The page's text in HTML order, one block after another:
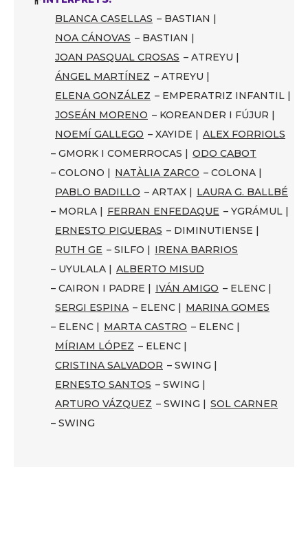
BLANCA CASELLAS – BASTIAN |
NOA CÁNOVAS – BASTIAN |
JOAN PASQUAL CROSAS – ATREYU |
ÁNGEL MARTÍNEZ – ATREYU |
ELENA GONZÁLEZ – EMPERATRIZ INFANTIL |
JOSEÁN MORENO – KOREANDER I FÚJUR |
NOEMÍ GALLEGO – XAYIDE | ALEX FORRIOLS
– GMORK I COMERROCAS | ODO CABOT
– COLONO | NATÀLIA ZARCO – COLONA |
PABLO BADILLO – ARTAX | LAURA G. BALLBÉ
– MORLA | FERRAN ENFEDAQUE – YGRÁMUL |
ERNESTO PIGUERAS – DIMINUTIENSE |
RUTH GE – SILFO | IRENA BARRIOS
– UYULALA | ALBERTO MISUD
– CAIRON I PADRE | IVÁN AMIGO – ELENC |
SERGI ESPINA – ELENC | MARINA GOMES
– ELENC | MARTA CASTRO – ELENC |
MÍRIAM LÓPEZ – ELENC |
CRISTINA SALVADOR – SWING |
ERNESTO SANTOS – SWING |
ARTURO VÁZQUEZ – SWING | SOL CARNER
– SWING